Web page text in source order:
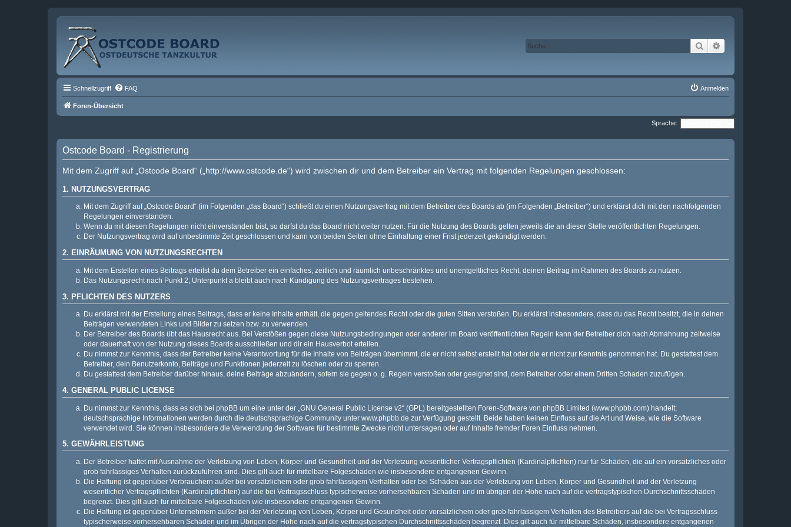
Suche
Schnellzugriff FAQ Anmelden
Foren-Übersicht
Sprache:
Ostcode Board - Registrierung
Mit dem Zugriff auf „Ostcode Board“ („http://www.ostcode.de“) wird zwischen dir und dem Betreiber ein Vertrag mit folgenden Regelungen geschlossen:
1. NUTZUNGSVERTRAG
Mit dem Zugriff auf „Ostcode Board“ (im Folgenden „das Board“) schließt du einen Nutzungsvertrag mit dem Betreiber des Boards ab (im Folgenden „Betreiber“) und erklärst dich mit den nachfolgenden
Regelungen einverstanden.
Wenn du mit diesen Regelungen nicht einverstanden bist, so darfst du das Board nicht weiter nutzen. Für die Nutzung des Boards gelten jeweils die an dieser Stelle veröffentlichten Regelungen.
Der Nutzungsvertrag wird auf unbestimmte Zeit geschlossen und kann von beiden Seiten ohne Einhaltung einer Frist jederzeit gekündigt werden.
2. EINRÄUMUNG VON NUTZUNGSRECHTEN
Mit dem Erstellen eines Beitrags erteilst du dem Betreiber ein einfaches, zeitlich und räumlich unbeschränktes und unentgeltliches Recht, deinen Beitrag im Rahmen des Boards zu nutzen.
Das Nutzungsrecht nach Punkt 2, Unterpunkt a bleibt auch nach Kündigung des Nutzungsvertrages bestehen.
3. PFLICHTEN DES NUTZERS
Du erklärst mit der Erstellung eines Beitrags, dass er keine Inhalte enthält, die gegen geltendes Recht oder die guten Sitten verstoßen. Du erklärst insbesondere, dass du das Recht besitzt, die in deinen
Beiträgen verwendeten Links und Bilder zu setzen bzw. zu verwenden.
Der Betreiber des Boards übt das Hausrecht aus. Bei Verstößen gegen diese Nutzungsbedingungen oder anderer im Board veröffentlichten Regeln kann der Betreiber dich nach Abmahnung zeitweise
oder dauerhaft von der Nutzung dieses Boards ausschließen und dir ein Hausverbot erteilen.
Du nimmst zur Kenntnis, dass der Betreiber keine Verantwortung für die Inhalte von Beiträgen übernimmt, die er nicht selbst erstellt hat oder die er nicht zur Kenntnis genommen hat. Du gestattest dem
Betreiber, dein Benutzerkonto, Beiträge und Funktionen jederzeit zu löschen oder zu sperren.
Du gestattest dem Betreiber darüber hinaus, deine Beiträge abzuändern, sofern sie gegen o. g. Regeln verstoßen oder geeignet sind, dem Betreiber oder einem Dritten Schaden zuzufügen.
4. GENERAL PUBLIC LICENSE
Du nimmst zur Kenntnis, dass es sich bei phpBB um eine unter der „ GNU General Public License v2“ (GPL) bereitgestellten Foren-Software von phpBB Limited (www.phpbb.com) handelt;
deutschsprachige Informationen werden durch die deutschsprachige Community unter www.phpbb.de zur Verfügung gestellt. Beide haben keinen Einfluss auf die Art und Weise, wie die Software
verwendet wird. Sie können insbesondere die Verwendung der Software für bestimmte Zwecke nicht untersagen oder auf Inhalte fremder Foren Einfluss nehmen.
5. GEWÄHRLEISTUNG
Der Betreiber haftet mit Ausnahme der Verletzung von Leben, Körper und Gesundheit und der Verletzung wesentlicher Vertragspflichten (Kardinalpflichten) nur für Schäden, die auf ein vorsätzliches oder
grob fahrlässiges Verhalten zurückzuführen sind. Dies gilt auch für mittelbare Folgeschäden wie insbesondere entgangenen Gewinn.
Die Haftung ist gegenüber Verbrauchern außer bei vorsätzlichem oder grob fahrlässigem Verhalten oder bei Schäden aus der Verletzung von Leben, Körper und Gesundheit und der Verletzung
wesentlicher Vertragspflichten (Kardinalpflichten) auf die bei Vertragsschluss typischerweise vorhersehbaren Schäden und im übrigen der Höhe nach auf die vertragstypischen Durchschnittsschäden
begrenzt. Dies gilt auch für mittelbare Folgeschäden wie insbesondere entgangenen Gewinn.
Die Haftung ist gegenüber Unternehmern außer bei der Verletzung von Leben, Körper und Gesundheit oder vorsätzlichem oder grob fahrlässigem Verhalten des Betreibers auf die bei Vertragsschluss
typischerweise vorhersehbaren Schäden und im Übrigen der Höhe nach auf die vertragstypischen Durchschnittsschäden begrenzt. Dies gilt auch für mittelbare Schäden, insbesondere entgangenen